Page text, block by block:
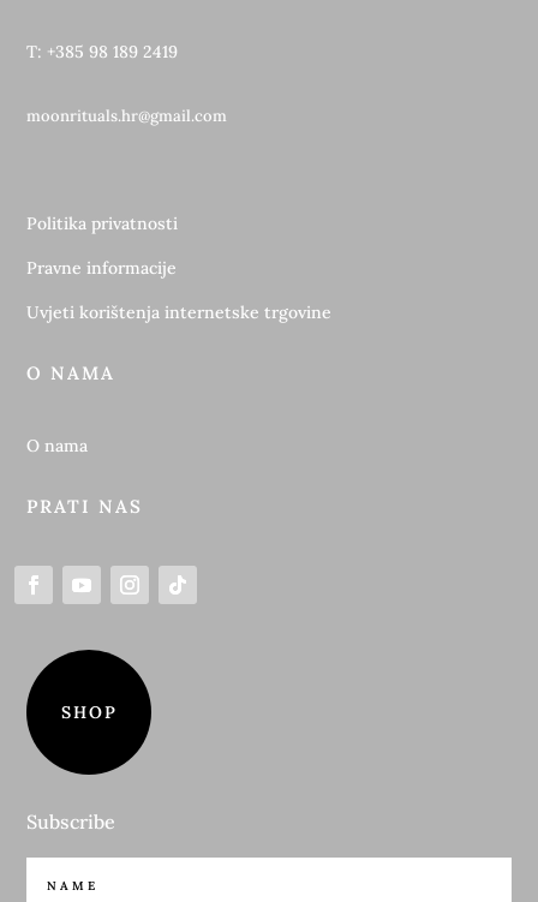
T: +385 98 189 2419
moonrituals.hr@gmail.com
Politika privatnosti
Pravne informacije
Uvjeti korištenja internetske trgovine
O NAMA
O nama
PRATI NAS
SHOP
Subscribe